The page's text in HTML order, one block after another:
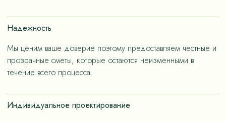
счет дизайнерских решений, ориентированных на
«медленную моду».
Надежность
Мы ценим ваше доверие поэтому предоставляем честные и
прозрачные сметы, которые остаются неизменными в
течение всего процесса.
Индивидуальное проектирование